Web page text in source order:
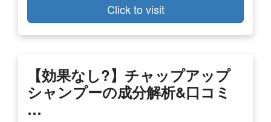
Click to visit
【効果なし?】チャップアップ
シャンプーの成分解析&口コミ
…